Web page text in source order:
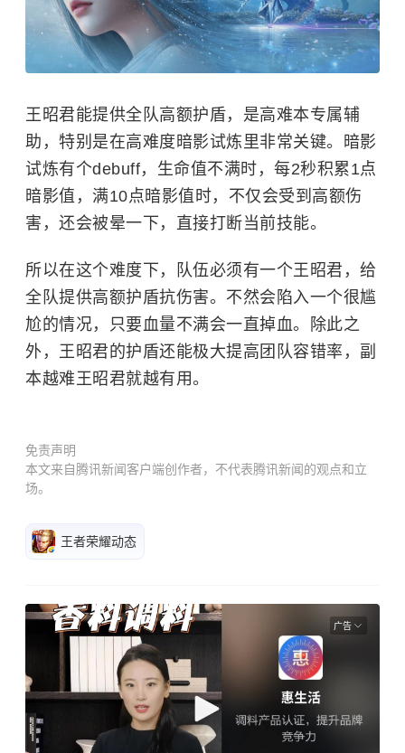
王昭君能提供全队高额护盾，是高难本专属辅
助，特别是在高难度暗影试炼里非常关键。暗影
试炼有个debuff，生命值不满时，每2秒积累1点
暗影值，满10点暗影值时，不仅会受到高额伤
害，还会被晕一下，直接打断当前技能。
所以在这个难度下，队伍必须有一个王昭君，给
全队提供高额护盾抗伤害。不然会陷入一个很尴
尬的情况，只要血量不满会一直掉血。除此之
外，王昭君的护盾还能极大提高团队容错率，副
本越难王昭君就越有用。
免责声明
本文来自腾讯新闻客户端创作者，不代表腾讯新闻的观点和立
场。
王者荣耀动态
广告